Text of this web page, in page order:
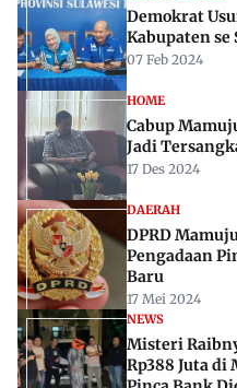
Demokrat
Kabupaten se
07 Feb 2024
HOME
Cabup
Jadi
17 Des 2024
DAERAH
DPRD
Pengadaan
Baru
17 Mei 2024
NEWS
Misteri
Rp388 Juta